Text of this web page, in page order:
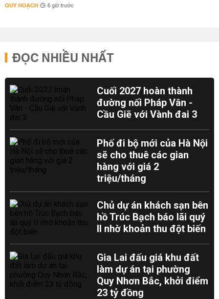
QUY HOẠCH 6 giờ trước
ĐỌC NHIỀU NHẤT
Cuối 2027 hoàn thành
đường nối Pháp Vân -
Cầu Giẽ với Vành đai 3
Phố đi bộ mới của Hà Nội
sẽ cho thuê các gian
hàng với giá 2
triệu/tháng
Chủ dự án khách sạn bên
hồ Trúc Bạch báo lãi quý
II nhờ khoản thu đột biến
Gia Lai đấu giá khu đất
làm dự án tại phường
Quy Nhơn Bắc, khởi điểm
23 tỷ đồng